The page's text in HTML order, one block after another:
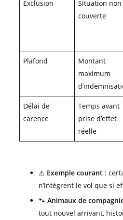
Exclusion
Situation non
couverte
Plafond
Montant
maximum
Délai de
carence
Temps avant
prise d’effet
réelle
⚠️ Exemple courant :
n’intègrent le vol que si
🐾 Animaux de
tout nouvel arrivant,